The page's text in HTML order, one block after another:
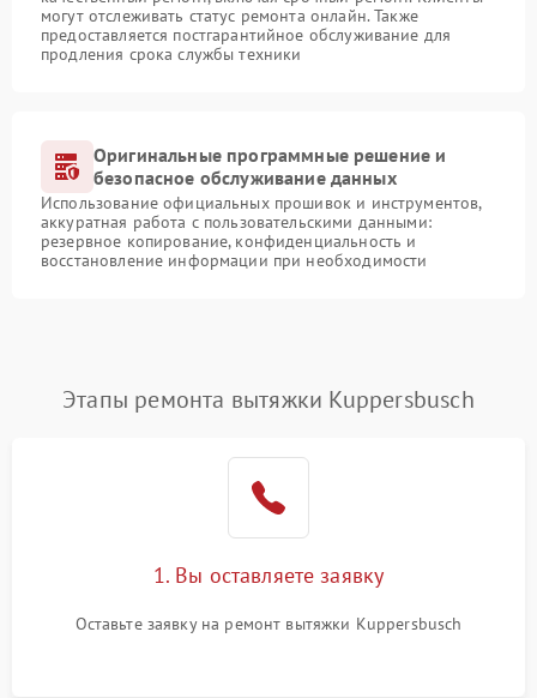
могут отслеживать статус ремонта онлайн. Также
предоставляется постгарантийное обслуживание для
продления срока службы техники
Оригинальные программные решение и
безопасное обслуживание данных
Использование официальных прошивок и инструментов,
аккуратная работа с пользовательскими данными:
резервное копирование, конфиденциальность и
восстановление информации при необходимости
Этапы ремонта вытяжки Kuppersbusch
1. Вы оставляете заявку
Оставьте заявку на ремонт вытяжки Kuppersbusch